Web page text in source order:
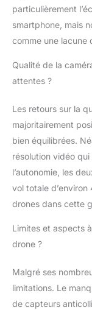
particulièrement
smartphone, mais
comme une lacune
Qualité de la
attentes ?
Les retours sur la
majoritairement
bien équilibrées.
résolution vidéo
l’autonomie, les
vol totale d’environ
drones dans cette
Limites et aspects
drone ?
Malgré ses
limitations. Le
de capteurs